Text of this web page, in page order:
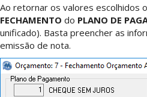
Ao retornar os valores escolhidos
FECHAMENTO do PLANO DE
unificado). Basta preencher as
emissão de nota.